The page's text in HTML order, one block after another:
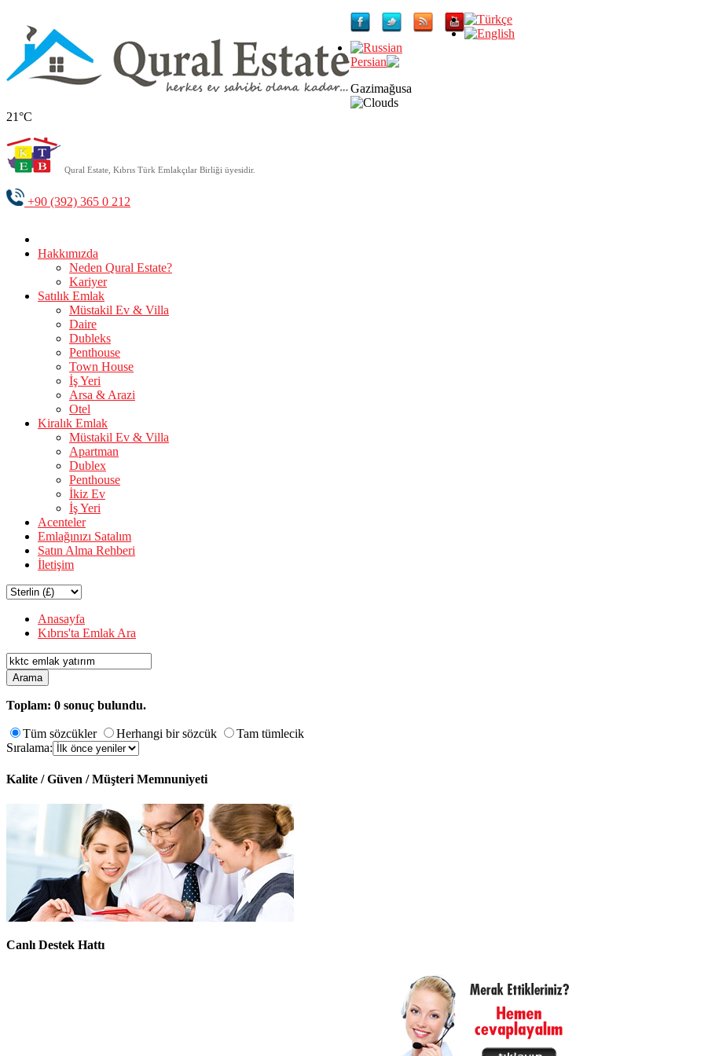
Gazimağusa
21°C
Qural Estate, Kıbrıs Türk Emlakçılar Birliği üyesidir.
+90 (392) 365 0 212
Hakkımızda
Neden Qural Estate?
Kariyer
Satılık Emlak
Müstakil Ev & Villa
Daire
Dubleks
Penthouse
Town House
İş Yeri
Arsa & Arazi
Otel
Kiralık Emlak
Müstakil Ev & Villa
Apartman
Dublex
Penthouse
İkiz Ev
İş Yeri
Acenteler
Emlağınızı Satalım
Satın Alma Rehberi
İletişim
Anasayfa
Kıbrıs'ta Emlak Ara
Arama
Toplam: 0 sonuç bulundu.
Tüm sözcükler Herhangi bir sözcük
Tam tümlecik
Sıralama:
Kalite / Güven / Müşteri Memnuniyeti
Canlı Destek Hattı